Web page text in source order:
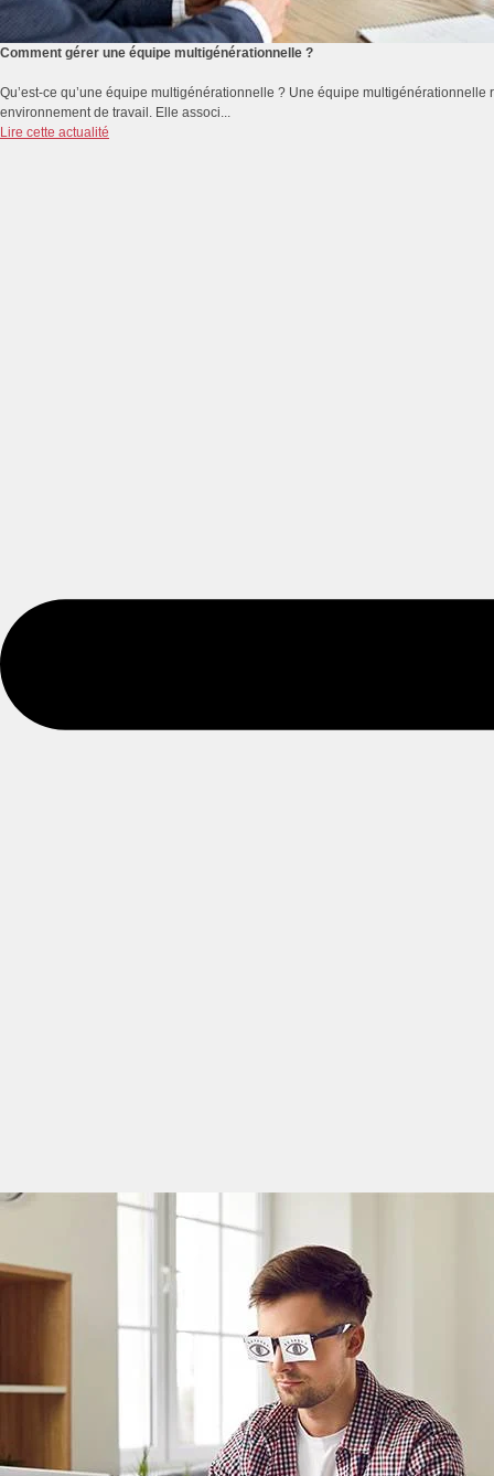
Comment gérer une équipe multigénérationnelle ?
Qu’est-ce qu’une équipe multigénérationnelle ? Une équipe
environnement de travail. Elle associ...
Lire cette actualité